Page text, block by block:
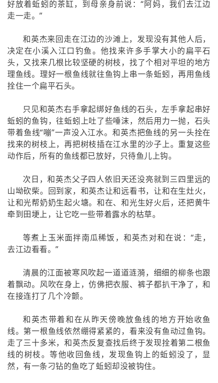
好放着蚯蚓的茶缸，到母亲身前说：“阿妈，我们去江边
走一走。”
和英杰来回走在江边的沙滩上，发现没有其他人后，
决定在小溪入江口钓鱼。他找来许多手掌大小的扁平石
头，又找来几根比较坚硬的树枝，找了个相对平坦的地方
理鱼线。理好一根鱼线就往鱼钩上串一条蚯蚓，再用鱼线
拴住一个扁平石头。
只见和英杰右手拿起绑好鱼线的石头，左手拿起串好
蚯蚓的鱼钩，往蚯蚓上吐了些唾沫，然后用力一抛，石头
带着鱼线“嘣”一声没入江水。和英杰把鱼线的另一头拴在
找来的树枝上，再把树枝插在江水里的沙子上。重复这些
动作后，所有的鱼线都已放好，只待鱼儿上钩。
次日，和英杰父子四人依旧天还没亮就到三四里远的
山坳砍柴。回到家，和英杰让和远看书，让和在生灶火，
让和光帮奶奶生起火塘。和在、和光生好火后，还把黄牛
牵到田埂上，让它吃一些带着露水的枯草。
等煮上玉米面拌南瓜稀饭，和英杰对和在说：“走，
去江边看看。”
清晨的江面被寒风吹起一道道涟漪，细细的柳条也跟
着飘动。风吹在身上，仿佛把衣服、裤子都扒干净了，和
在接连打了几个冷颤。
和英杰带着和在从昨天傍晚放鱼线的地方开始收鱼
线。第一根鱼线依然绷得紧紧的，看来没有鱼动过鱼钩。
走了三十多米，和英杰反复查找后终于发现拴着第二根鱼
线的树枝。等他收回鱼线，发现鱼钩上的蚯蚓没了，显
然，有一条刁钻的鱼吃了蚯蚓却没被钩住。